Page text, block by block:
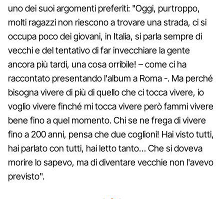
uno dei suoi argomenti preferiti: "Oggi, purtroppo,
molti ragazzi non riescono a trovare una strada, ci si
occupa poco dei giovani, in Italia, si parla sempre di
vecchi e del tentativo di far invecchiare la gente
ancora più tardi, una cosa orribile! – come ci ha
raccontato presentando l'album a Roma -. Ma perché
bisogna vivere di più di quello che ci tocca vivere, io
voglio vivere finché mi tocca vivere però fammi vivere
bene fino a quel momento. Chi se ne frega di vivere
fino a 200 anni, pensa che due coglioni! Hai visto tutti,
hai parlato con tutti, hai letto tanto… Che si doveva
morire lo sapevo, ma di diventare vecchie non l'avevo
previsto".